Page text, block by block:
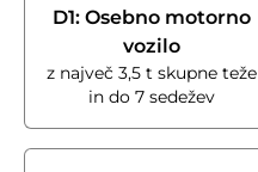
D1: Osebno motorno
vozilo
z največ 3,5 t skupne teže
in do 7 sedežev